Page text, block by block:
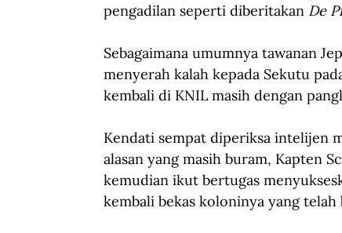
pengadilan seperti diberitakan De
Sebagaimana umumnya tawanan
menyerah kalah kepada Sekutu
kembali di KNIL masih dengan
Kendati sempat diperiksa intelijen
alasan yang masih buram, Kapten
kemudian ikut bertugas
kembali bekas koloninya yang